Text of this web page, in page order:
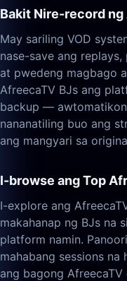
Bakit Nire-record ng
May sariling VOD
nase-save ang
at pwedeng magbago
AfreecaTV BJs ang
backup —
nananatiling buo ang
ang mangyari sa
I-browse ang Top
I-explore ang
makahanap ng BJs na
platform namin.
mahabang sessions na
ang bagong